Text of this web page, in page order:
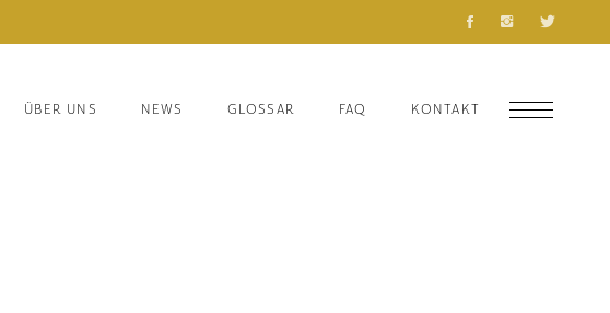
ÜBER UNS NEWS GLOSSAR FAQ KONTAKT